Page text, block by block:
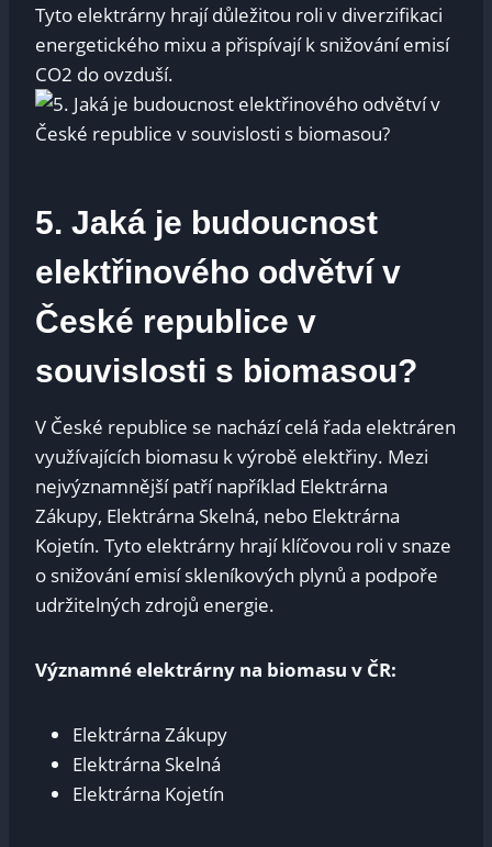
Tyto elektrárny hrají důležitou roli v diverzifikaci
energetického mixu a přispívají k snižování emisí
CO2 do ovzduší.
5. Jaká je budoucnost
elektřinového odvětví v
České republice v
souvislosti s biomasou?
V České republice se nachází celá řada elektráren
využívajících biomasu k výrobě elektřiny. Mezi
nejvýznamnější patří například Elektrárna
Zákupy, Elektrárna Skelná, nebo Elektrárna
Kojetín. Tyto elektrárny hrají klíčovou roli v snaze
o snižování emisí skleníkových plynů a podpoře
udržitelných zdrojů energie.
Významné elektrárny na biomasu v ČR:
Elektrárna Zákupy
Elektrárna Skelná
Elektrárna Kojetín